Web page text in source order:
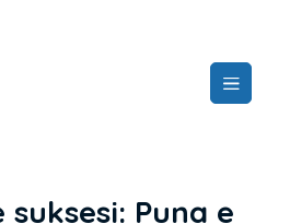
Puna e